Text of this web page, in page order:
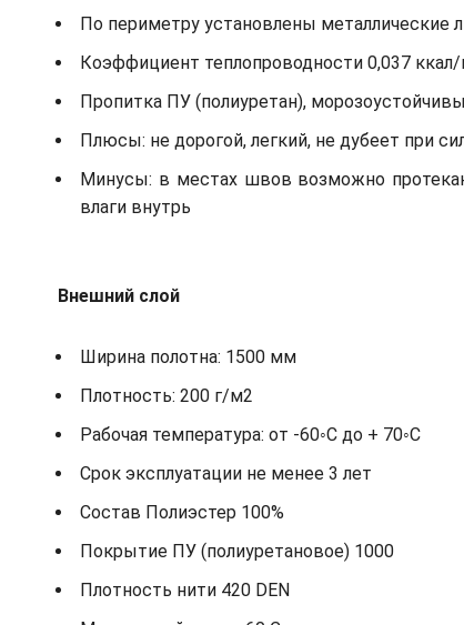
По периметру установлены металлические
Коэффициент теплопроводности 0,037
Пропитка ПУ (полиуретан),
Плюсы: не дорогой, легкий, не дубеет при
Минусы: в местах швов возможно
влаги внутрь
Внешний слой
Ширина полотна: 1500 мм
Плотность: 200 г/м2
Рабочая температура: от -60◦С до + 70◦С
Срок эксплуатации не менее 3 лет
Состав Полиэстер 100%
Покрытие ПУ (полиуретановое) 1000
Плотность нити 420 DEN